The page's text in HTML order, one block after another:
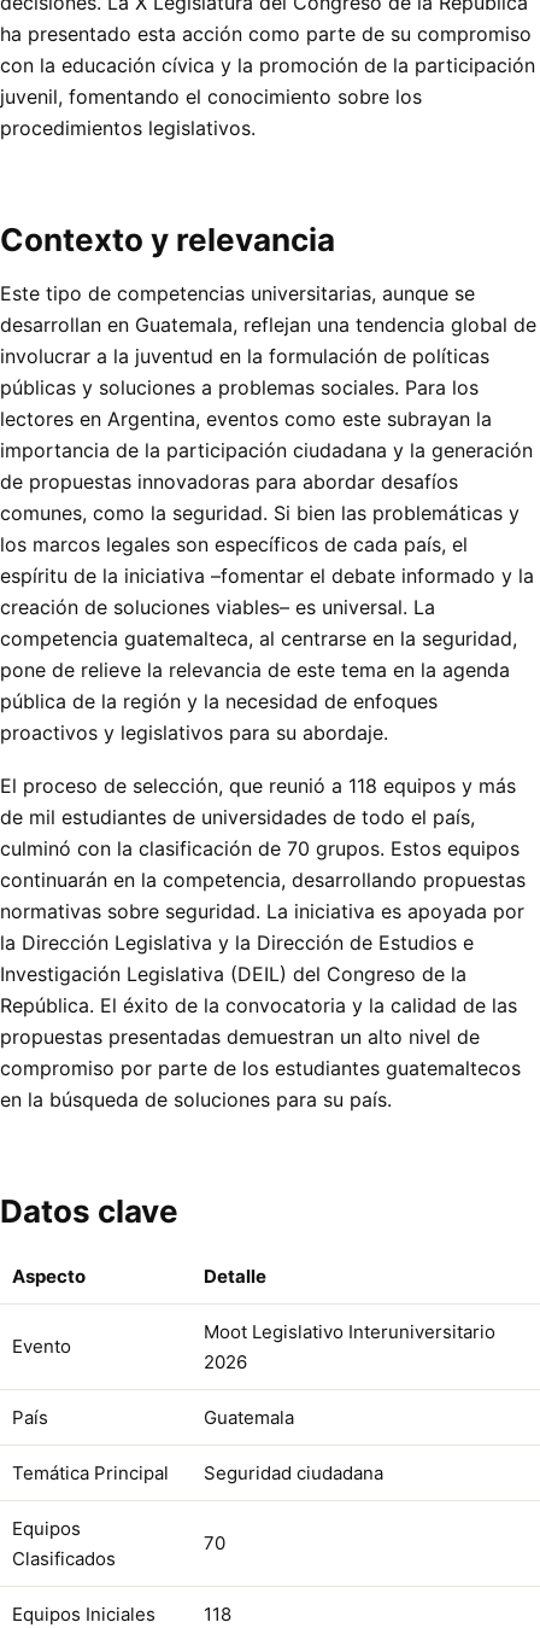
ha presentado esta acción como parte de su compromiso
con la educación cívica y la promoción de la participación
juvenil, fomentando el conocimiento sobre los
procedimientos legislativos.
Contexto y relevancia
Este tipo de competencias universitarias, aunque se
desarrollan en Guatemala, reflejan una tendencia global de
involucrar a la juventud en la formulación de políticas
públicas y soluciones a problemas sociales. Para los
lectores en Argentina, eventos como este subrayan la
importancia de la participación ciudadana y la generación
de propuestas innovadoras para abordar desafíos
comunes, como la seguridad. Si bien las problemáticas y
los marcos legales son específicos de cada país, el
espíritu de la iniciativa –fomentar el debate informado y la
creación de soluciones viables– es universal. La
competencia guatemalteca, al centrarse en la seguridad,
pone de relieve la relevancia de este tema en la agenda
pública de la región y la necesidad de enfoques
proactivos y legislativos para su abordaje.
El proceso de selección, que reunió a 118 equipos y más
de mil estudiantes de universidades de todo el país,
culminó con la clasificación de 70 grupos. Estos equipos
continuarán en la competencia, desarrollando propuestas
normativas sobre seguridad. La iniciativa es apoyada por
la Dirección Legislativa y la Dirección de Estudios e
Investigación Legislativa (DEIL) del Congreso de la
República. El éxito de la convocatoria y la calidad de las
propuestas presentadas demuestran un alto nivel de
compromiso por parte de los estudiantes guatemaltecos
en la búsqueda de soluciones para su país.
Datos clave
Aspecto Detalle
Evento
Moot Legislativo Interuniversitario
2026
País Guatemala
Temática Principal Seguridad ciudadana
Equipos
Clasificados
70
Equipos Iniciales 118